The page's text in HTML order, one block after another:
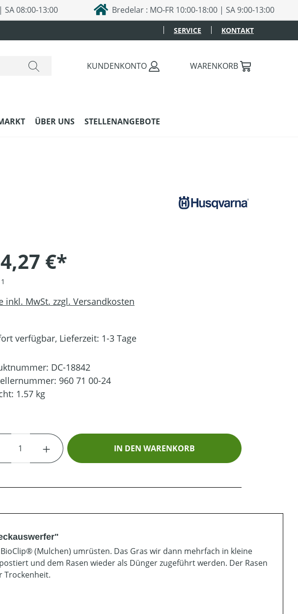
SA 08:00-13:00 Bredelar : MO-FR 10:00-18:00 | SA 9:00-13:00
SERVICE KONTAKT
KUNDENKONTO WARENKORB
ÜBER UNS STELLENANGEBOTE
€*
1
inkl. MwSt. zzgl. Versandkosten
verfügbar, Lieferzeit: 1-3 Tage
DC-18842
960 71 00-24
1.57 kg
Anzahl: Gib den gewünschten Wert ein oder
IN DEN WARENKORB
(Mulchen) umrüsten. Das Gras wir dann mehrfach in kleine
und dem Rasen wieder als Dünger zugeführt werden. Der Rasen
Trockenheit.